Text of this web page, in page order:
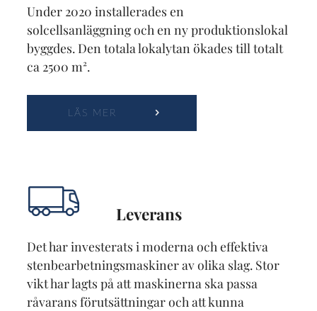
Under 2020 installerades en
solcellsanläggning och en ny produktionslokal
byggdes. Den totala lokalytan ökades till totalt
ca 2500 m².
LÄS MER
Leverans
Det har investerats i moderna och effektiva
stenbearbetningsmaskiner av olika slag. Stor
vikt har lagts på att maskinerna ska passa
råvarans förutsättningar och att kunna